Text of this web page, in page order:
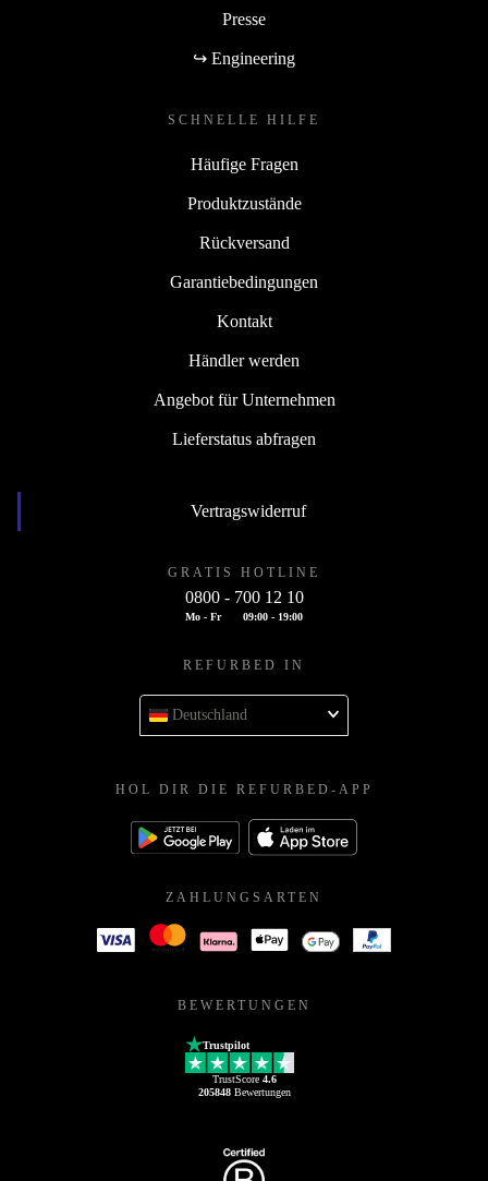
Presse
↪ Engineering
SCHNELLE HILFE
Häufige Fragen
Produktzustände
Rückversand
Garantiebedingungen
Kontakt
Händler werden
Angebot für Unternehmen
Lieferstatus abfragen
Vertragswiderruf
GRATIS HOTLINE
0800 - 700 12 10
Mo - Fr 09:00 - 19:00
REFURBED IN
Deutschland
HOL DIR DIE REFURBED-APP
ZAHLUNGSARTEN
BEWERTUNGEN
Trustpilot
TrustScore 4.6
205848Bewertungen